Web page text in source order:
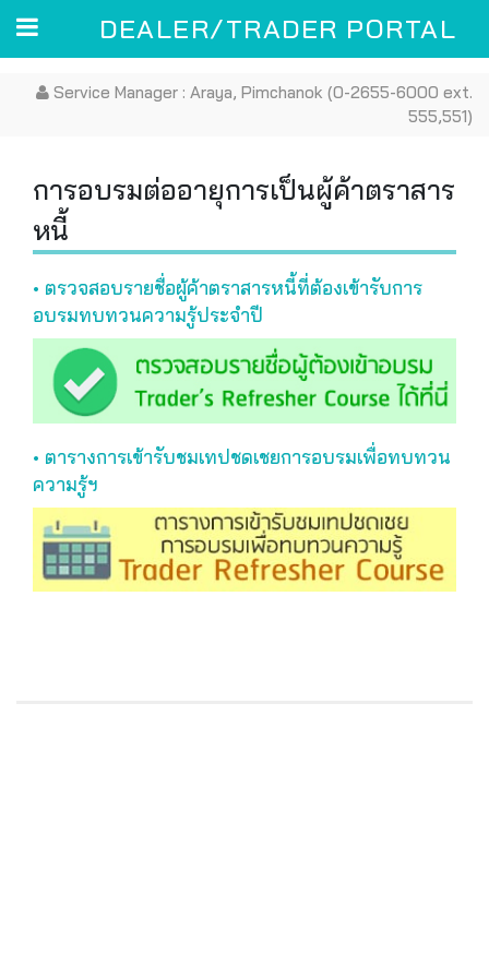
DEALER/TRADER PORTAL
Service Manager : Araya, Pimchanok (0-2655-6000 ext.
555,551)
การอบรมต่ออายุการเป็นผู้ค้าตราสาร
หนี้
• ตรวจสอบรายชื่อผู้ค้าตราสารหนี้ที่ต้องเข้ารับการ
อบรมทบทวนความรู้ประจำปี
• ตารางการเข้ารับชมเทปชดเชยการอบรมเพื่อทบทวน
ความรู้ฯ
Toggle